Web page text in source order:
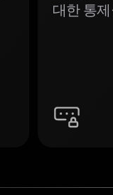
대한 통